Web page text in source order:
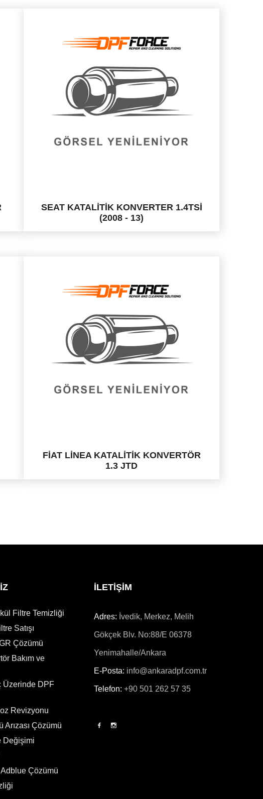
SEAT KATALİTİK KONVERTER 1.4TSİ
(2008 - 13)
FİAT LİNEA KATALİTİK KONVERTÖR
1.3 JTD
Filtre Temizliği
Satışı
Çözümü
Bakım ve
Üzerinde DPF
Revizyonu
Çözümü
Değişimi
Çözümü
İLETİŞİM
Adres: İvedik, Merkez, Melih
Gökçek Blv. No:88/E 06378
Yenimahalle/Ankara
E-Posta: info@ankaradpf.com.tr
Telefon: +90 501 262 57 35